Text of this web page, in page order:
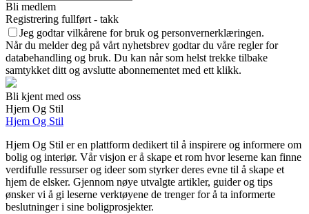
Bli medlem
Registrering fullført - takk
Jeg godtar vilkårene for bruk og personvernerklæringen.
Når du melder deg på vårt nyhetsbrev godtar du våre regler for
databehandling og bruk. Du kan når som helst trekke tilbake
samtykket ditt og avslutte abonnementet med ett klikk.
Bli kjent med oss
Hjem Og Stil
Hjem Og Stil
Hjem Og Stil er en plattform dedikert til å inspirere og informere om
bolig og interiør. Vår visjon er å skape et rom hvor leserne kan finne
verdifulle ressurser og ideer som styrker deres evne til å skape et
hjem de elsker. Gjennom nøye utvalgte artikler, guider og tips
ønsker vi å gi leserne verktøyene de trenger for å ta informerte
beslutninger i sine boligprosjekter.